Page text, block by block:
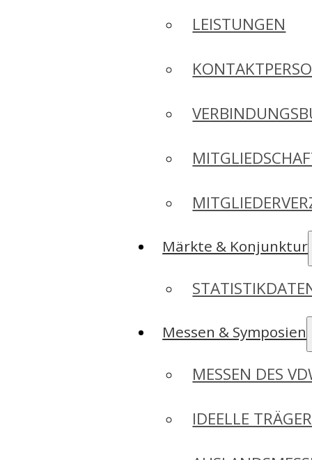
LEISTUNGEN
Märkte & Konjunktur
Messen & Symposien
MESSEN DES
IDEELLE